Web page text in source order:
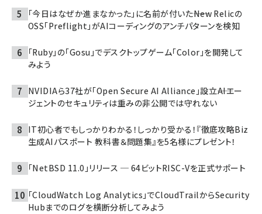
「今日はなぜか進まなかった」に名前が付いた――New Relicの
OSS「Preflight」がAIコーディングのアンチパターンを検知
「Ruby」の「Gosu」でデスクトップゲーム「Color」を開発して
みよう
NVIDIAら37社が「Open Secure AI Alliance」設立――AIエー
ジェントのセキュリティは重みの非公開では守れない
IT初心者でもしっかりわかる！しっかり受かる！『徹底攻略Biz
生成AIパスポート 教科書＆問題集』を5名様にプレゼント！
「NetBSD 11.0」リリース ─ 64ビットRISC-Vを正式サポート
「CloudWatch Log Analytics」でCloudTrailからSecurity
Hubまでのログを横断分析してみよう